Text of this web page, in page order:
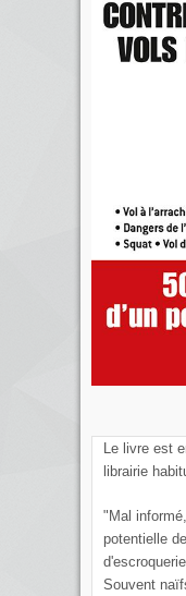
Le livre est
librairie
"Mal
potentielle
Souvent